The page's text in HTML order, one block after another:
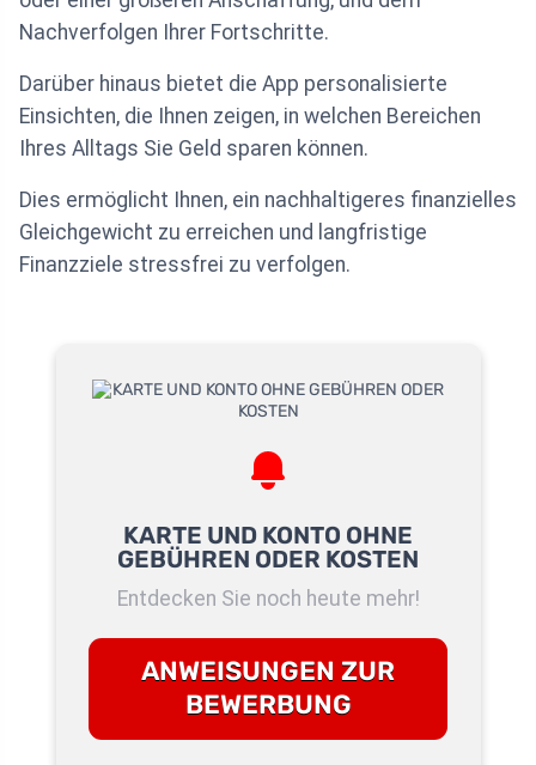
Nachverfolgen Ihrer Fortschritte.
Darüber hinaus bietet die App personalisierte
Einsichten, die Ihnen zeigen, in welchen Bereichen
Ihres Alltags Sie Geld sparen können.
Dies ermöglicht Ihnen, ein nachhaltigeres finanzielles
Gleichgewicht zu erreichen und langfristige
Finanzziele stressfrei zu verfolgen.
KARTE UND KONTO OHNE
GEBÜHREN ODER KOSTEN
Entdecken Sie noch heute mehr!
ANWEISUNGEN ZUR
BEWERBUNG